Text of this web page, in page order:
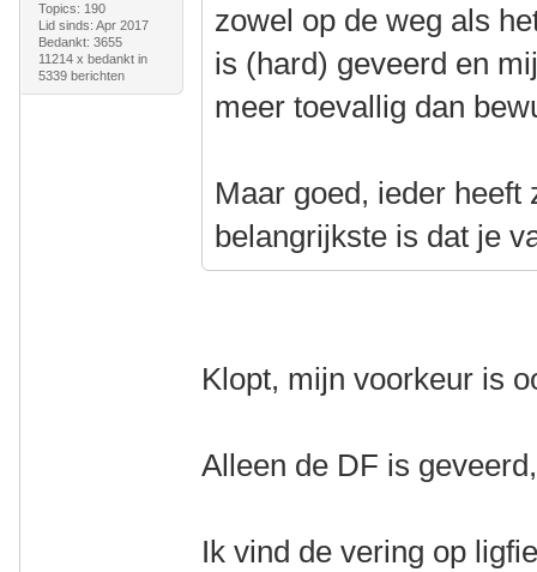
Topics: 190
Lid sinds: Apr 2017
Bedankt: 3655
11214 x bedankt in
5339 berichten
zowel op de weg als
is (hard) geveerd en
meer toevallig dan
Maar goed, ieder heeft
belangrijkste is dat je
Klopt, mijn voorkeur is
Alleen de DF is
Ik vind de vering op